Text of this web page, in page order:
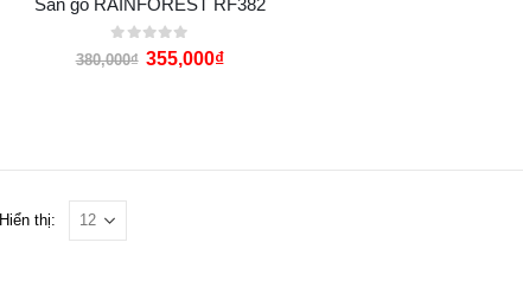
Sàn gỗ RAINFOREST RF382
0out of 5
380,000₫ 355,000₫
Hiển thị: